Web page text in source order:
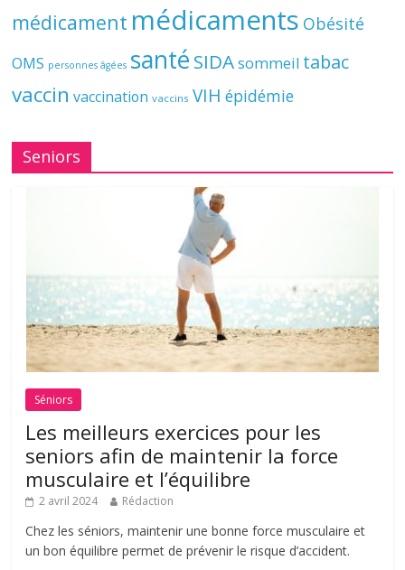
médicament médicaments Obésité
OMS personnes âgées santé SIDAsommeil tabac
vaccin vaccination vaccins VIH épidémie
Seniors
Séniors
Les meilleurs exercices pour les
seniors afin de maintenir la force
musculaire et l’équilibre
2 avril 2024 Rédaction
Chez les séniors, maintenir une bonne force musculaire et
un bon équilibre permet de prévenir le risque d’accident.